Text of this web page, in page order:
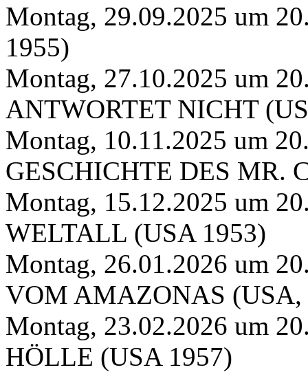
Montag, 29.09.2025 um
1955)
Montag, 27.10.2025 um
ANTWORTET NICHT
Montag, 10.11.2025 um
GESCHICHTE DES MR.
Montag, 15.12.2025 um
WELTALL (USA 1953)
Montag, 26.01.2026 um
VOM AMAZONAS (USA,
Montag, 23.02.2026 um
HÖLLE (USA 1957)